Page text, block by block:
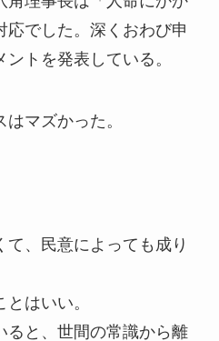
でした。深くおわび申
トを発表している。
マズかった。
、民意によっても成り
はいい。
ると、世間の常識から離